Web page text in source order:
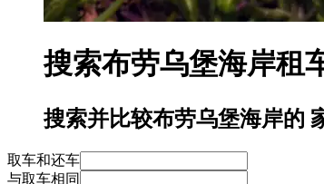
搜索布劳乌堡海岸租
搜索并比较布劳乌堡海岸的
取车和还车
与取车相同